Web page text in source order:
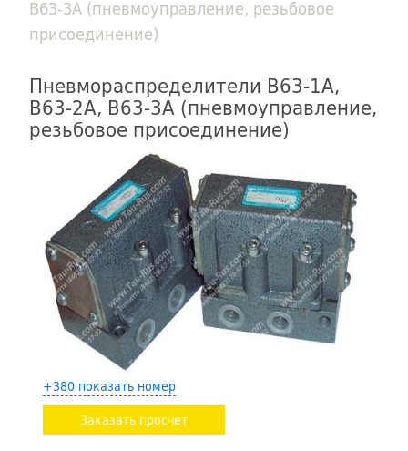
В63-3А (пневмоуправление, резьбовое
присоединение)
Пневмораспределители В63-1А,
В63-2А, В63-3А (пневмоуправление,
резьбовое присоединение)
+380 показать номер
Заказать просчет